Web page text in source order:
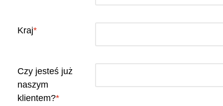
Kraj
Czy jesteś już
naszym
klientem?